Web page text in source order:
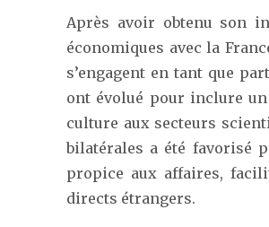
Après avoir obtenu son
économiques avec la
s’engagent en tant que
ont évolué pour inclure
culture aux secteurs
bilatérales a été favorisé
propice aux affaires,
directs étrangers.